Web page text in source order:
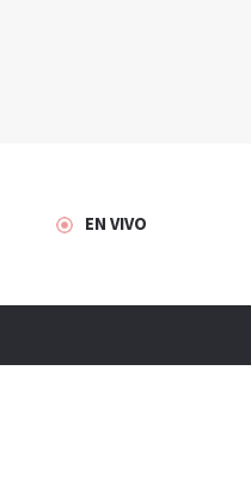
EN VIVO